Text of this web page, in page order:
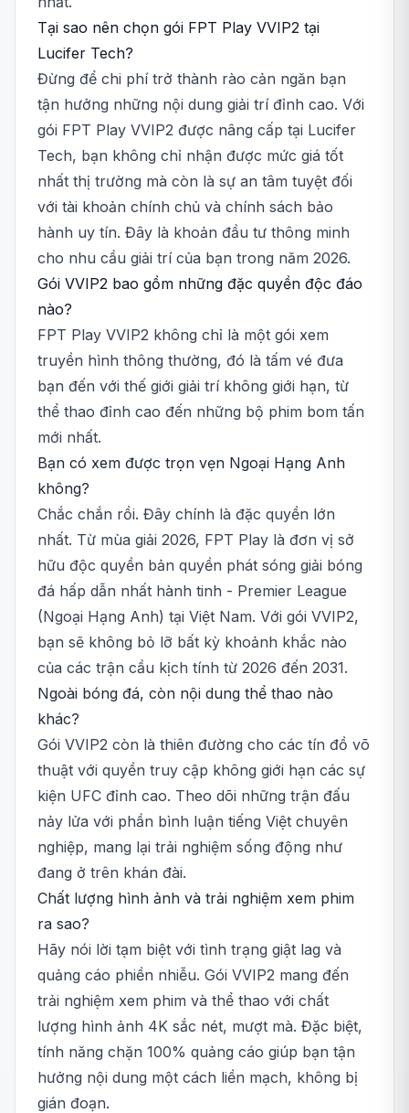
Tại sao nên chọn gói FPT Play VVIP2 tại
Lucifer Tech?
Đừng để chi phí trở thành rào cản ngăn bạn
tận hưởng những nội dung giải trí đỉnh cao. Với
gói FPT Play VVIP2 được nâng cấp tại Lucifer
Tech, bạn không chỉ nhận được mức giá tốt
nhất thị trường mà còn là sự an tâm tuyệt đối
với tài khoản chính chủ và chính sách bảo
hành uy tín. Đây là khoản đầu tư thông minh
cho nhu cầu giải trí của bạn trong năm 2026.
Gói VVIP2 bao gồm những đặc quyền độc đáo
nào?
FPT Play VVIP2 không chỉ là một gói xem
truyền hình thông thường, đó là tấm vé đưa
bạn đến với thế giới giải trí không giới hạn, từ
thể thao đỉnh cao đến những bộ phim bom tấn
mới nhất.
Bạn có xem được trọn vẹn Ngoại Hạng Anh
không?
Chắc chắn rồi. Đây chính là đặc quyền lớn
nhất. Từ mùa giải 2026, FPT Play là đơn vị sở
hữu độc quyền bản quyền phát sóng giải bóng
đá hấp dẫn nhất hành tinh - Premier League
(Ngoại Hạng Anh) tại Việt Nam. Với gói VVIP2,
bạn sẽ không bỏ lỡ bất kỳ khoảnh khắc nào
của các trận cầu kịch tính từ 2026 đến 2031.
Ngoài bóng đá, còn nội dung thể thao nào
khác?
Gói VVIP2 còn là thiên đường cho các tín đồ võ
thuật với quyền truy cập không giới hạn các sự
kiện UFC đỉnh cao. Theo dõi những trận đấu
nảy lửa với phần bình luận tiếng Việt chuyên
nghiệp, mang lại trải nghiệm sống động như
đang ở trên khán đài.
Chất lượng hình ảnh và trải nghiệm xem phim
ra sao?
Hãy nói lời tạm biệt với tình trạng giật lag và
quảng cáo phiền nhiễu. Gói VVIP2 mang đến
trải nghiệm xem phim và thể thao với chất
lượng hình ảnh 4K sắc nét, mượt mà. Đặc biệt,
tính năng chặn 100% quảng cáo giúp bạn tận
hưởng nội dung một cách liền mạch, không bị
gián đoạn.